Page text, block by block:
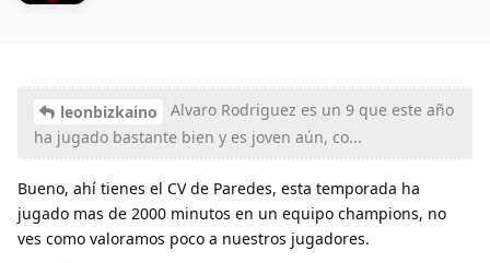
leonbizkaino
Alvaro Rodriguez es un 9 que este año
ha jugado bastante bien y es joven aún, co...
Bueno, ahí tienes el CV de Paredes, esta temporada ha
jugado mas de 2000 minutos en un equipo champions, no
ves como valoramos poco a nuestros jugadores.